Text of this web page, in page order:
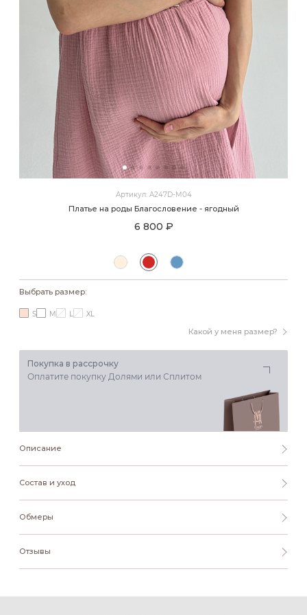
Артикул: A247D-M04
Платье на роды Благословение - ягодный
6 800 ₽
Выбрать размер:
Какой у меня размер?
S M L XL
Покупка в рассрочку
Оплатите покупку Долями или Сплитом
Описание
Состав и уход
Обмеры
Отзывы